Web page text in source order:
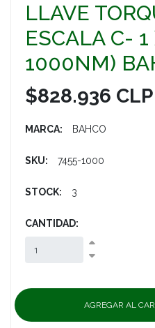
LLAVE
ESCALA C-
1000NM)
$828.936 CLP
MARCA: BAHCO
SKU: 7455-1000
STOCK: 3
CANTIDAD: